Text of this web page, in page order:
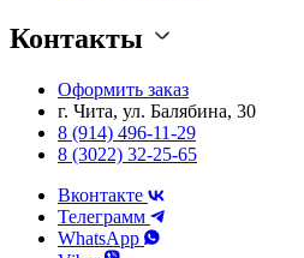
Контакты
Оформить заказ
г. Чита, ул. Балябина, 30
8 (914) 496-11-29
8 (3022) 32-25-65
Вконтакте
Телеграмм
WhatsApp